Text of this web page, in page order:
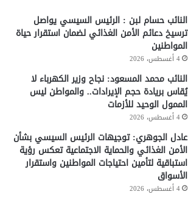
النائب حسام لبن : الرئيس السيسي يواصل
ترسيخ دعائم الأمن الغذائي لضمان استقرار حياة
المواطنين
4 أغسطس، 2026
النائب محمد المسعود: نجاح وزير الكهرباء لا
يُقاس بريادة حجم الإيرادات.. والمواطن ليس
الممول الوحيد للأزمات
4 أغسطس، 2026
عادل الجوهري: توجيهات الرئيس السيسي بشأن
الأمن الغذائي والحماية الاجتماعية تعكس رؤية
استباقية لتأمين احتياجات المواطنين واستقرار
الأسواق
4 أغسطس، 2026